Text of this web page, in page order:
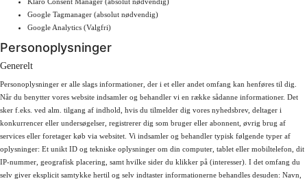
Google Tagmanager (absolut nødvendig)
Google Analytics (Valgfri)
Personoplysninger
Generelt
Personoplysninger er alle slags informationer, der i et eller andet omfang kan henføres til dig.
Når du benytter vores website indsamler og behandler vi en række sådanne informationer. Det
sker f.eks. ved alm. tilgang af indhold, hvis du tilmelder dig vores nyhedsbrev, deltager i
konkurrencer eller undersøgelser, registrerer dig som bruger eller abonnent, øvrig brug af
services eller foretager køb via websitet. Vi indsamler og behandler typisk følgende typer af
oplysninger: Et unikt ID og tekniske oplysninger om din computer, tablet eller mobiltelefon, dit
IP-nummer, geografisk placering, samt hvilke sider du klikker på (interesser). I det omfang du
selv giver eksplicit samtykke hertil og selv indtaster informationerne behandles desuden: Navn,